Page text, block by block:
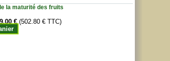
la maturité des fruits
€ (502.80 € TTC)